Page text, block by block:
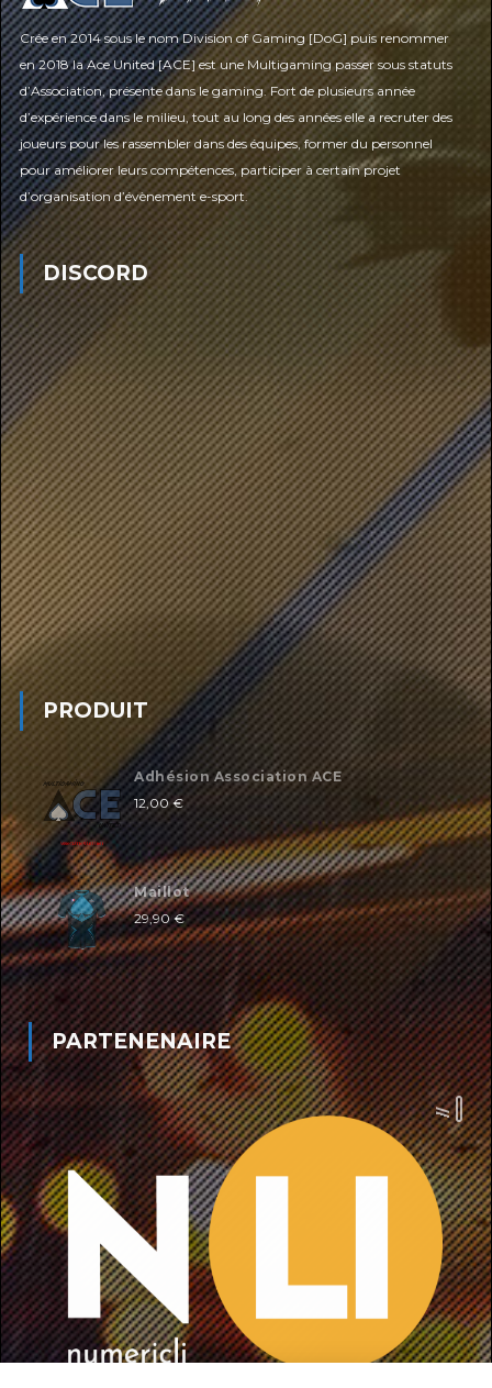
Crée en 2014 sous le nom Division of Gaming [DoG] puis renommer
en 2018 la Ace United [ACE] est une Multigaming passer sous statuts
d’Association, présente dans le gaming. Fort de plusieurs année
d’expérience dans le milieu, tout au long des années elle a recruter des
joueurs pour les rassembler dans des équipes, former du personnel
pour améliorer leurs compétences, participer à certain projet
d’organisation d’évènement e-sport.
DISCORD
PRODUIT
Adhésion Association ACE
12,00€
Maillot
29,90€
PARTENENAIRE